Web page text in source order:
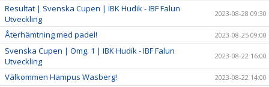
Resultat | Svenska Cupen | IBK Hudik - IBF Falun
Utveckling
2023-08-28 09:30
Återhämtning med padel! 2023-08-25 09:00
Svenska Cupen | Omg. 1 | IBK Hudik - IBF Falun
Utveckling
2023-08-22 16:00
Välkommen Hampus Wasberg! 2023-08-22 14:00